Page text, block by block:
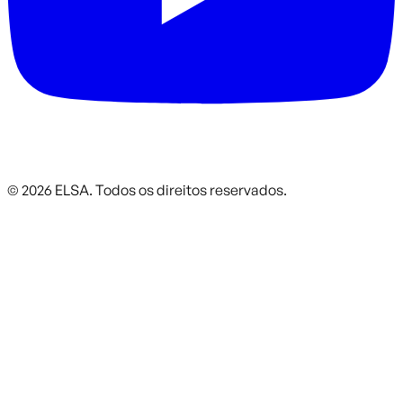
© 2026 ELSA. Todos os direitos reservados.